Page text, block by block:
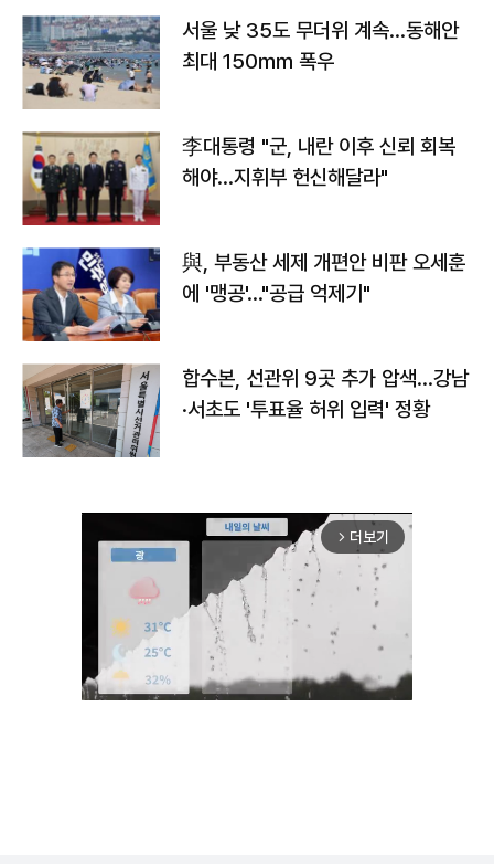
서울 낮 35도 무더위 계속…동해안
최대 150㎜ 폭우
李대통령 "군, 내란 이후 신뢰 회복
해야…지휘부 헌신해달라"
與, 부동산 세제 개편안 비판 오세훈
에 '맹공'…"공급 억제기"
합수본, 선관위 9곳 추가 압색…강남
·서초도 '투표율 허위 입력' 정황
arrow_forward_ios 더보기